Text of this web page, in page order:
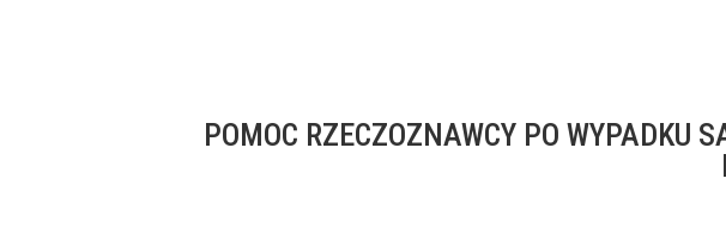
POMOC RZECZOZNAWCY PO WYPADKU